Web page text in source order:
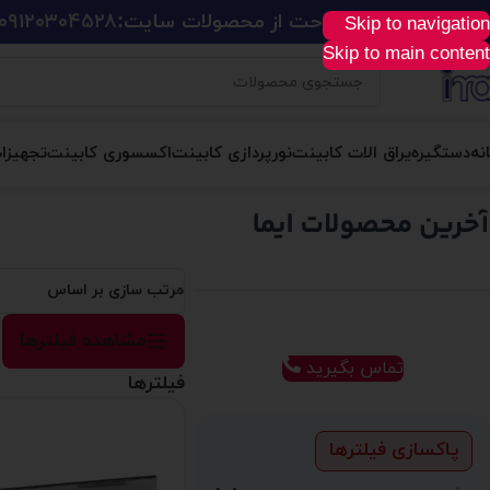
Skip to navigation
Skip to main content
آسان، سریع و راحت از محصولات سایت:۰۹۱۲۰۳۰۴۵۲۸
دستگیرهیراق الات کابینتنورپردازی کابینتاکسسوری کابینت
تماس بگیرید
پاکسازی فیلترها
مرتب سازی بر اساس
مشاهده فیلترها
فیلترها